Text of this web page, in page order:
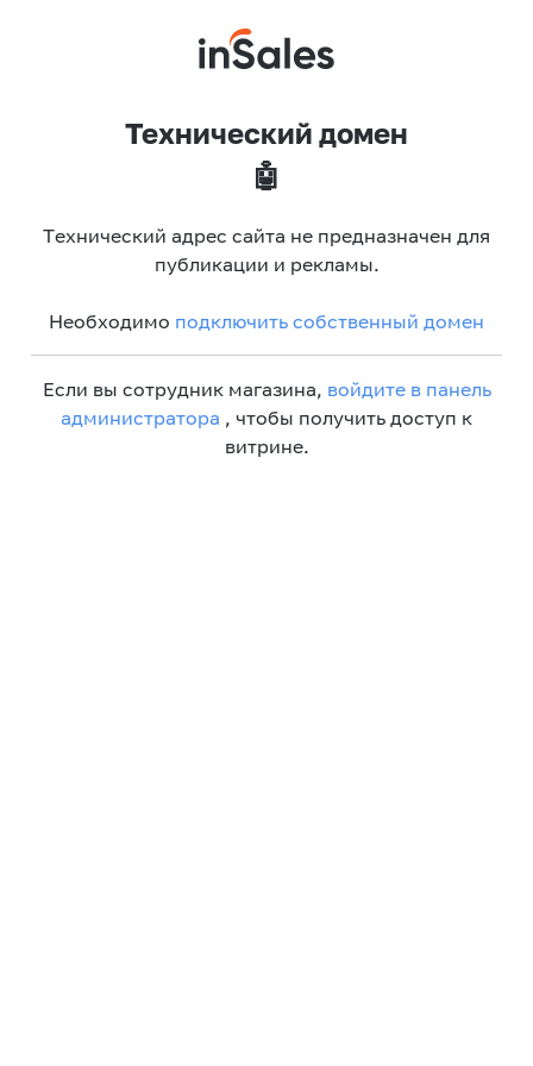
Технический домен
🤖
Технический адрес сайта не предназначен для
публикации и рекламы.
Необходимо подключить собственный домен
Если вы сотрудник магазина, войдите в панель
администратора , чтобы получить доступ к
витрине.